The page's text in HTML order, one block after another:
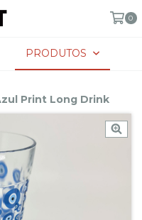
0
PRODUTOS
Print Long Drink